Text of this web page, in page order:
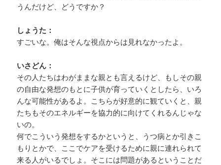
うんだけど、どうですか？
しょうた：
すごいな。俺はそんな視点からは見れなかったよ。
いさどん：
その人たちはわがままな親とも言えるけど、もしその親
の自由な発想のもとに子供が育っていくとしたら、いろ
んな可能性があるよ。こちらが好意的に観ていくと、親
たちもそのエネルギーを協力的に向けてくれるんじゃな
いの。
何でこういう発想をするかというと、うつ病とか引きこ
もりとかで、ここでケアを受けるために親に連れられて
来る人がいるでしょ。そこには問題があるということだ